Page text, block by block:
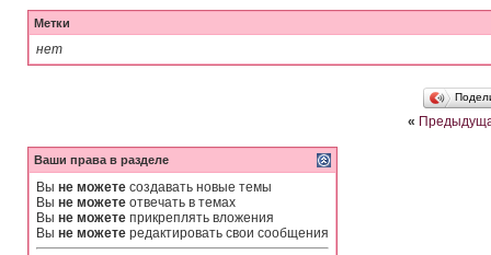
Метки
нет
«
Ваши права в разделе
Вы не можете создавать новые темы
Вы не можете отвечать в темах
Вы не можете прикреплять вложения
Вы не можете редактировать свои сообщения